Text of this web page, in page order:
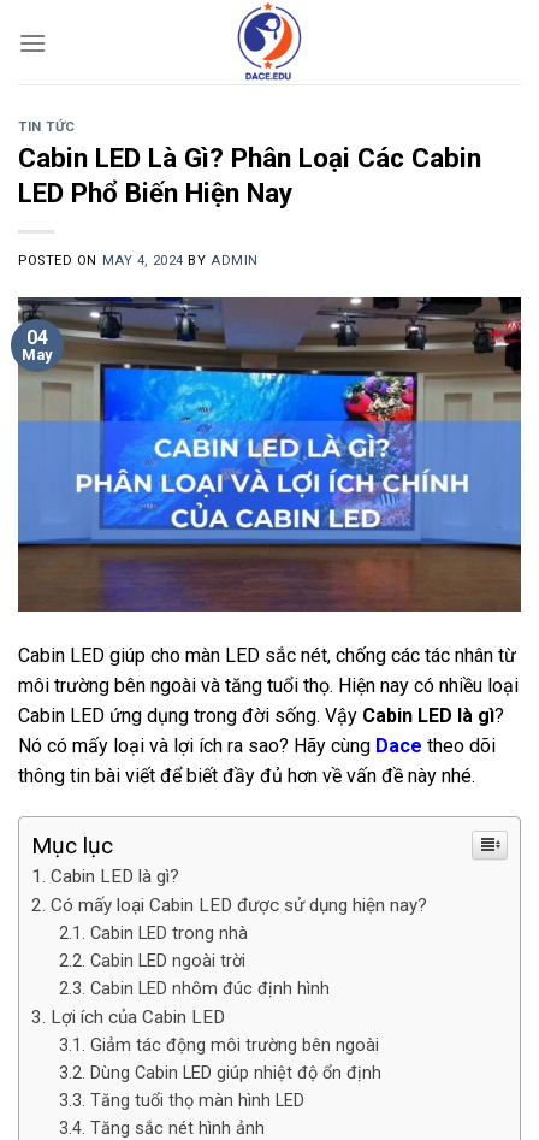
TIN TỨC
Cabin LED Là Gì? Phân Loại Các Cabin
LED Phổ Biến Hiện Nay
POSTED ON MAY 4, 2024 BY ADMIN
04
May
Cabin LED giúp cho màn LED sắc nét, chống các tác nhân từ
môi trường bên ngoài và tăng tuổi thọ. Hiện nay có nhiều loại
Cabin LED ứng dụng trong đời sống. Vậy Cabin LED là gì?
Nó có mấy loại và lợi ích ra sao? Hãy cùng Dace theo dõi
thông tin bài viết để biết đầy đủ hơn về vấn đề này nhé.
Mục lục
Cabin LED là gì?
Có mấy loại Cabin LED được sử dụng hiện nay?
Cabin LED trong nhà
Cabin LED ngoài trời
Cabin LED nhôm đúc định hình
Lợi ích của Cabin LED
Giảm tác động môi trường bên ngoài
Dùng Cabin LED giúp nhiệt độ ổn định
Tăng tuổi thọ màn hình LED
Tăng sắc nét hình ảnh